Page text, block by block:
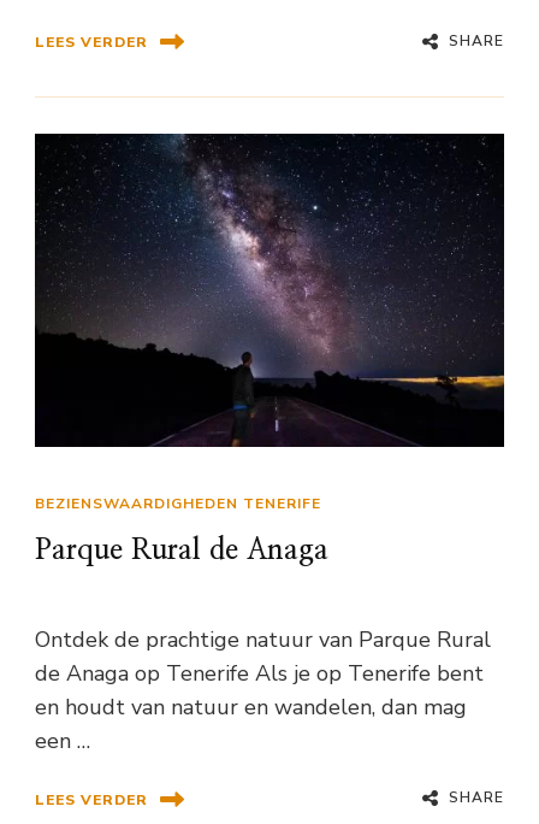
LEES VERDER SHARE
BEZIENSWAARDIGHEDEN TENERIFE
Parque Rural de Anaga
Ontdek de prachtige natuur van Parque Rural
de Anaga op Tenerife Als je op Tenerife bent
en houdt van natuur en wandelen, dan mag
een …
LEES VERDER SHARE